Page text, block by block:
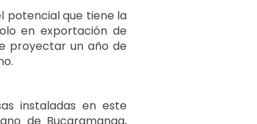
potencial que tiene la
en exportación de
proyectar un año de
instaladas en este